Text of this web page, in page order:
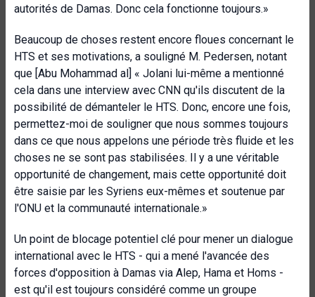
autorités de Damas. Donc cela fonctionne toujours.»
Beaucoup de choses restent encore floues concernant le
HTS et ses motivations, a souligné M. Pedersen, notant
que [Abu Mohammad al] « Jolani lui-même a mentionné
cela dans une interview avec CNN qu'ils discutent de la
possibilité de démanteler le HTS. Donc, encore une fois,
permettez-moi de souligner que nous sommes toujours
dans ce que nous appelons une période très fluide et les
choses ne se sont pas stabilisées. Il y a une véritable
opportunité de changement, mais cette opportunité doit
être saisie par les Syriens eux-mêmes et soutenue par
l'ONU et la communauté internationale.»
Un point de blocage potentiel clé pour mener un dialogue
international avec le HTS - qui a mené l'avancée des
forces d'opposition à Damas via Alep, Hama et Homs -
est qu'il est toujours considéré comme un groupe